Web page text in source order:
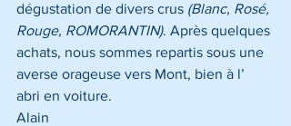
dégustation de divers crus (Blanc, Rosé,
Rouge, ROMORANTIN). Après quelques
achats, nous sommes repartis sous une
averse orageuse vers Mont, bien à l’
abri en voiture.
Alain